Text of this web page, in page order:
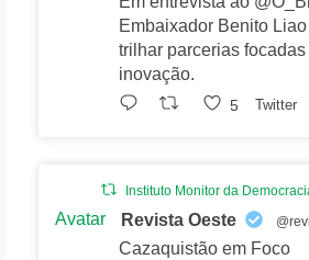
Embaixador Benito
trilhar parcerias
inovação.
5 Twitter
Instituto Monitor da
Avatar Revista Oeste
Cazaquistão em Foco